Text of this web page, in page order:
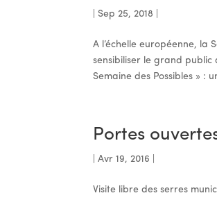
|Sep 25, 2018
A l’échelle européenne,
sensibiliser le grand public
Semaine des Possibles » :
Portes
|Avr 19, 2016
Visite libre des serres